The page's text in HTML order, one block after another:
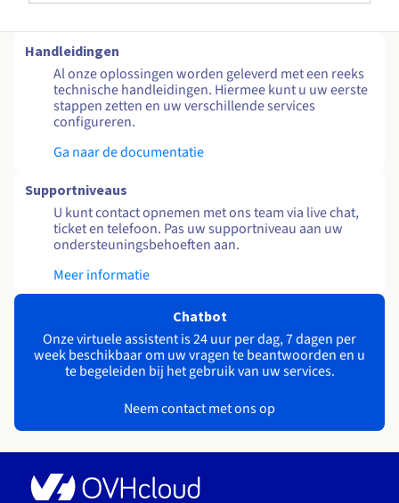
Handleidingen
Al onze oplossingen worden geleverd met een reeks
technische handleidingen. Hiermee kunt u uw eerste
stappen zetten en uw verschillende services
configureren.
Ga naar de documentatie
Supportniveaus
U kunt contact opnemen met ons team via live chat,
ticket en telefoon. Pas uw supportniveau aan uw
ondersteuningsbehoeften aan.
Meer informatie
Chatbot
Onze virtuele assistent is 24 uur per dag, 7 dagen per
week beschikbaar om uw vragen te beantwoorden en u
te begeleiden bij het gebruik van uw services.
Neem contact met ons op